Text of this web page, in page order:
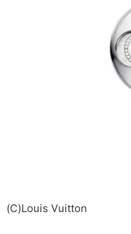
(C)Louis Vuitton